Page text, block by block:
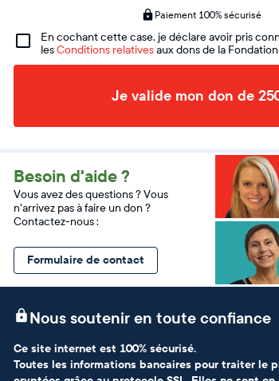
Paiement 100% sécurisé
En cochant cette case, je déclare avoir pris
lesConditions relativesaux dons de la
Je valide mon don de
Besoin d'aide ?
Vous avez des questions ? Vous
n'arrivez pas à faire un don ?
Contactez-nous :
Formulaire de contact
Nous soutenir en toute confiance
Ce site internet est 100% sécurisé.
Toutes les informations bancaires pour traiter le